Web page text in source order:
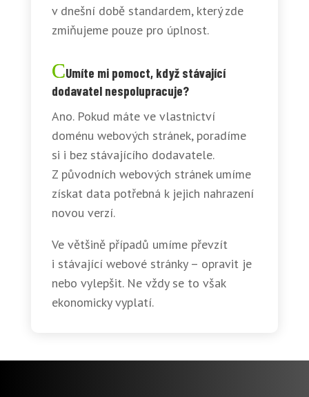
v dnešní době standardem, který zde
zmiňujeme pouze pro úplnost.
Umíte mi pomoct, když stávající
dodavatel nespolupracuje?
Ano. Pokud máte ve vlastnictví
doménu webových stránek, poradíme
si i bez stávajícího dodavatele.
Z původních webových stránek umíme
získat data potřebná k jejich nahrazení
novou verzí.
Ve většině případů umíme převzít
i stávající webové stránky – opravit je
nebo vylepšit. Ne vždy se to však
ekonomicky vyplatí.